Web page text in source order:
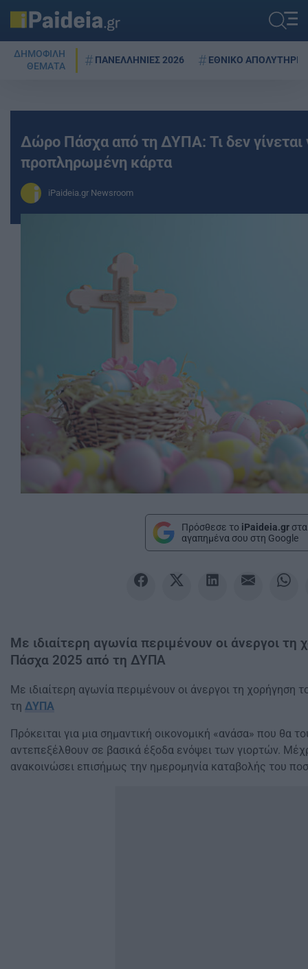
ΔΗΜΟΦΙΛΗ
ΘΕΜΑΤΑ
ΠΑΝΕΛΛΗΝΙΕΣ 2026 ΕΘΝΙΚΟ ΑΠΟΛΥΤΗΡΙΟ
Δώρο Πάσχα από τη ΔΥΠΑ: Τι δεν γίνεται
προπληρωμένη κάρτα
iPaideia.gr Newsroom
Πρόσθεσε το iPaideia.gr στα
αγαπημένα σου στη Google
Με ιδιαίτερη αγωνία περιμένουν οι άνεργοι
Πάσχα 2025 από τη ΔΥΠΑ
Με ιδιαίτερη αγωνία περιμένουν οι άνεργοι τη χορήγηση
τη ΔΥΠΑ
Πρόκειται για μια σημαντική οικονομική «ανάσα» που θα
αντεπεξέλθουν σε βασικά έξοδα ενόψει των γιορτών.
ανακοινώσει επισήμως την ημερομηνία καταβολής του